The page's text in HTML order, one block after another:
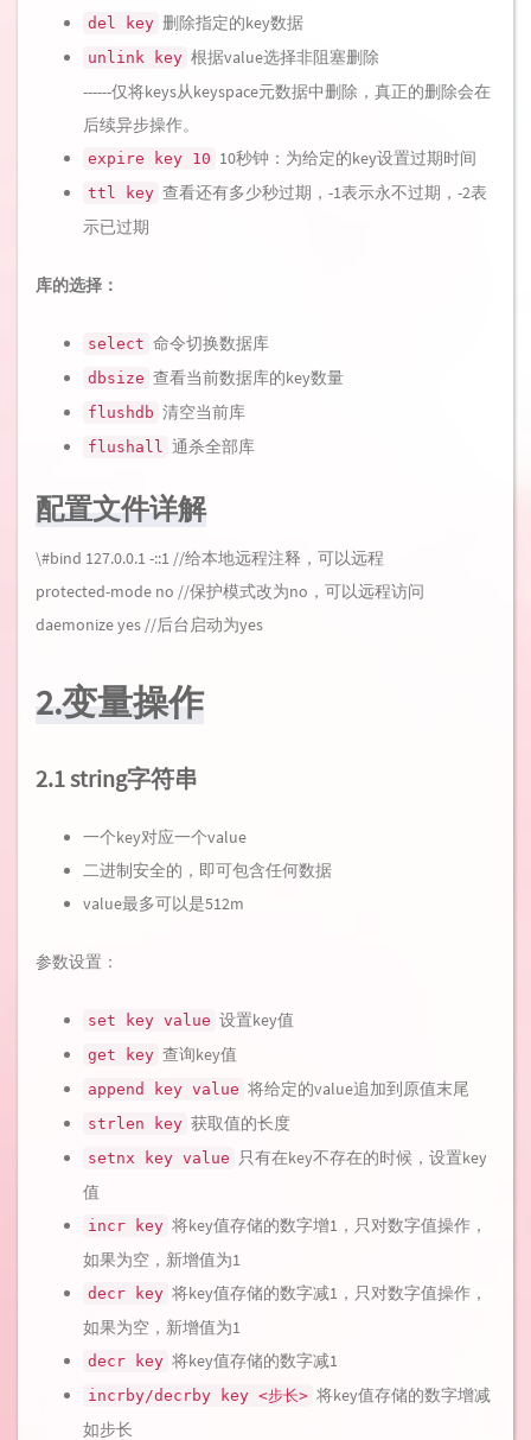
del key 删除指定的key数据
unlink key 根据value选择非阻塞删除
------仅将keys从keyspace元数据中删除，真正的删除会在
后续异步操作。
expire key 10 10秒钟：为给定的key设置过期时间
ttl key 查看还有多少秒过期，-1表示永不过期，-2表
示已过期
库的选择：
select 命令切换数据库
dbsize 查看当前数据库的key数量
flushdb 清空当前库
flushall 通杀全部库
配置文件详解
\#bind 127.0.0.1 -::1 //给本地远程注释，可以远程
protected-mode no //保护模式改为no，可以远程访问
daemonize yes //后台启动为yes
2.变量操作
2.1 string字符串
一个key对应一个value
二进制安全的，即可包含任何数据
value最多可以是512m
参数设置：
set key value 设置key值
get key 查询key值
append key value 将给定的value追加到原值末尾
strlen key 获取值的长度
setnx key value
只有在key不存在的时候，设置key
值
incr key 将key值存储的数字增1，只对数字值操作，
如果为空，新增值为1
decr key 将key值存储的数字减1，只对数字值操作，
如果为空，新增值为1
decr key 将key值存储的数字减1
incrby/decrby key <步长> 将key值存储的数字增减
如步长